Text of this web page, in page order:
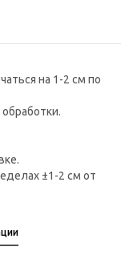
на 1-2 см по
±1-2 см от